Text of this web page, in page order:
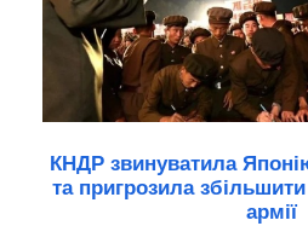
КНДР звинуватила
та пригрозила
армії